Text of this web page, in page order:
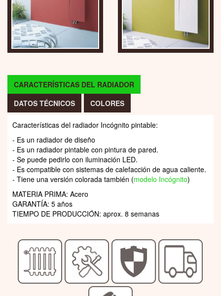
CARACTERÍSTICAS DEL RADIADOR
DATOS TÉCNICOS
COLORES
Características del radiador Incógnito pintable:
- Es un radiador de diseño
- Es un radiador pintable con pintura de pared.
- Se puede pedirlo con iluminación LED.
- Es compatible con sistemas de calefacción de agua caliente.
- Tiene una versión colorada también (modelo Incógnito)
MATERIA PRIMA: Acero
GARANTÍA: 5 años
TIEMPO DE PRODUCCIÓN: aprox. 8 semanas